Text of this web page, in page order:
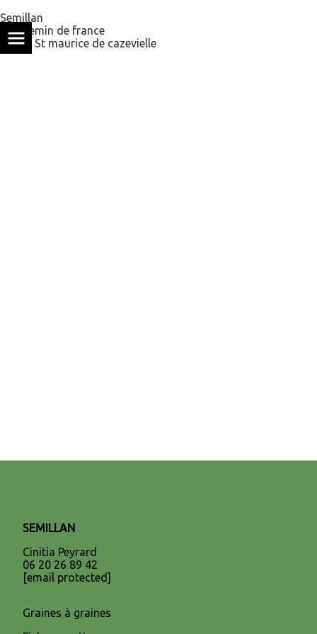
Semillan
93 Chemin de france
30360 St maurice de cazevielle
SEMILLAN
Cinitia Peyrard
06 20 26 89 42
[email protected]
Graines à graines